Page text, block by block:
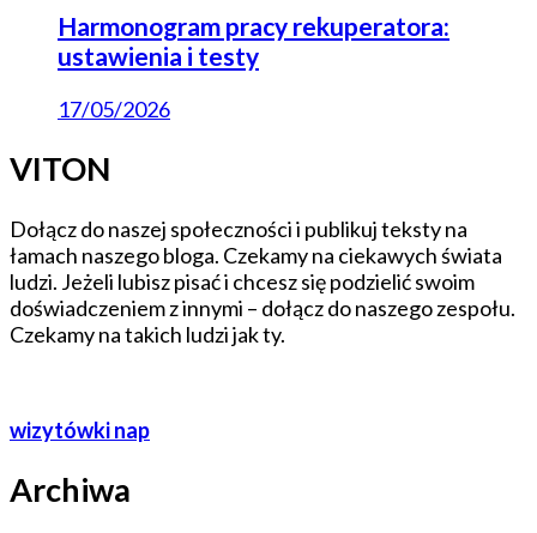
Harmonogram pracy rekuperatora:
ustawienia i testy
17/05/2026
VITON
Dołącz do naszej społeczności i publikuj teksty na
łamach naszego bloga. Czekamy na ciekawych świata
ludzi. Jeżeli lubisz pisać i chcesz się podzielić swoim
doświadczeniem z innymi – dołącz do naszego zespołu.
Czekamy na takich ludzi jak ty.
wizytówki nap
Archiwa